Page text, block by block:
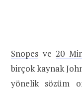
Snopes ve 20
birçok kaynak
yönelik sözüm